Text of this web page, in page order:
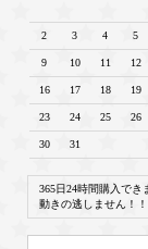
2 3 4 5
9 10 11 12
16 17 18 19
23 24 25 26
30 31
365日24時間購入でき
動きの逃しません！！